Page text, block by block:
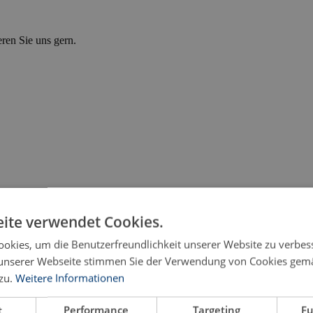
Sie uns gern.
DE AMPARO und der deutschen
verwendet Cookies.
um die Benutzerfreundlichkeit unserer Website zu
Webseite stimmen Sie der Verwendung von Cookies
Weitere Informationen
Performance Targeting